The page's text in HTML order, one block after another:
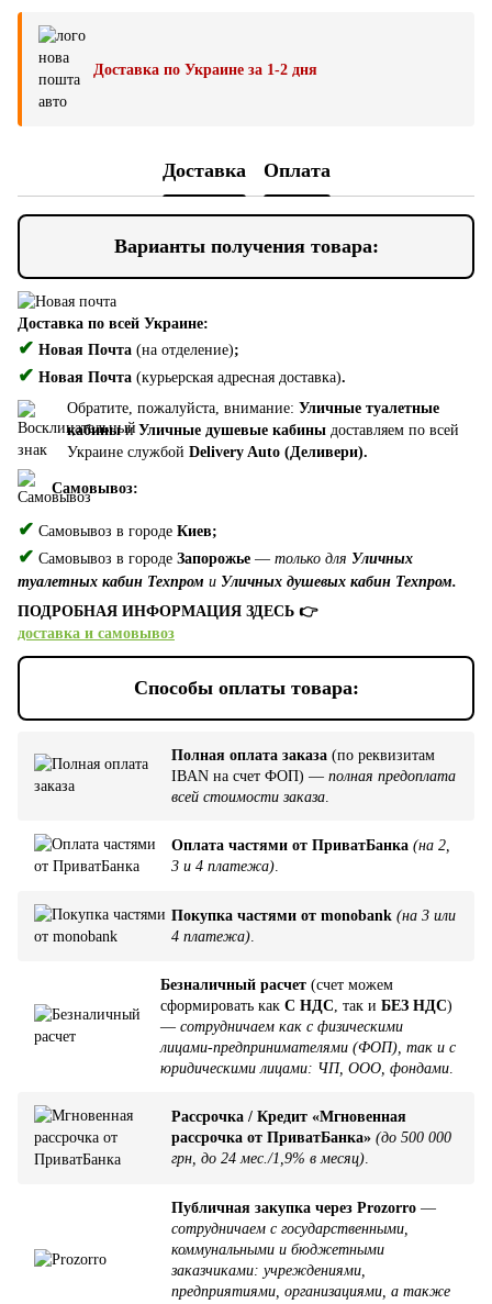
Доставка по Украине за 1-2 дня
Доставка Оплата
Варианты получения товара:
Доставка по всей Украине:
✔ Новая Почта (на отделение);
✔ Новая Почта (курьерская адресная доставка).
Обратите, пожалуйста, внимание: Уличные туалетные
кабиныи Уличные душевые кабины доставляем по всей
Украине службой Delivery Auto (Деливери).
Самовывоз:
✔ Самовывоз в городе Киев;
✔ Самовывоз в городе Запорожье — только для Уличных
туалетных кабин Техпром и Уличных душевых кабин Техпром.
ПОДРОБНАЯ ИНФОРМАЦИЯ ЗДЕСЬ 👉
доставка и самовывоз
Способы оплаты товара:
Полная оплата заказа (по реквизитам
IBAN на счет ФОП) — полная предоплата
всей стоимости заказа
Оплата частями от ПриватБанка (на 2,
3 и 4 платежа)
Покупка частями от monobank (на 3 или
4 платежа)
Безналичный расчет (счет можем
сформировать как С НДС , так и БЕЗ НДС)
— сотрудничаем как с физическими
лицами-предпринимателями (ФОП), так и с
юридическими лицами: ЧП, ООО, фондами
Рассрочка / Кредит «Мгновенная
рассрочка от ПриватБанка» (до 500 000
грн, до 24 мес./1,9% в месяц).
Публичная закупка через Prozorro —
сотрудничаем с государственными,
коммунальными и бюджетными
заказчиками: учреждениями,
предприятиями, организациями, а также